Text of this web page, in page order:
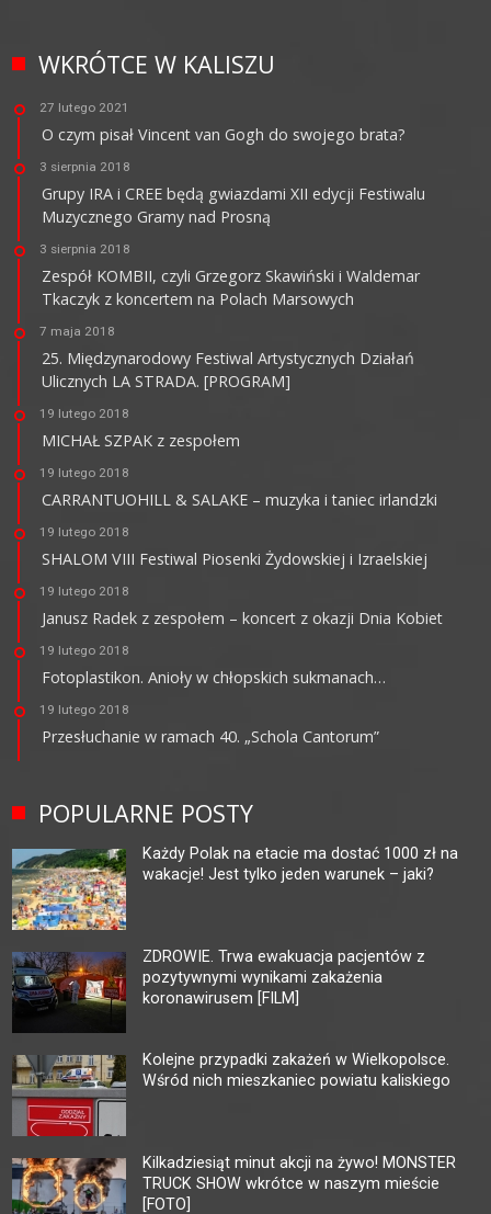
WKRÓTCE W KALISZU
27 lutego 2021
O czym pisał Vincent van Gogh do swojego brata?
3 sierpnia 2018
Grupy IRA i CREE będą gwiazdami XII edycji Festiwalu
Muzycznego Gramy nad Prosną
3 sierpnia 2018
Zespół KOMBII, czyli Grzegorz Skawiński i Waldemar
Tkaczyk z koncertem na Polach Marsowych
7 maja 2018
25. Międzynarodowy Festiwal Artystycznych Działań
Ulicznych LA STRADA. [PROGRAM]
19 lutego 2018
MICHAŁ SZPAK z zespołem
19 lutego 2018
CARRANTUOHILL & SALAKE – muzyka i taniec irlandzki
19 lutego 2018
SHALOM VIII Festiwal Piosenki Żydowskiej i Izraelskiej
19 lutego 2018
Janusz Radek z zespołem – koncert z okazji Dnia Kobiet
19 lutego 2018
Fotoplastikon. Anioły w chłopskich sukmanach…
19 lutego 2018
Przesłuchanie w ramach 40. „Schola Cantorum”
POPULARNE POSTY
Każdy Polak na etacie ma dostać 1000 zł na
wakacje! Jest tylko jeden warunek – jaki?
ZDROWIE. Trwa ewakuacja pacjentów z
pozytywnymi wynikami zakażenia
koronawirusem [FILM]
Kolejne przypadki zakażeń w Wielkopolsce.
Wśród nich mieszkaniec powiatu kaliskiego
Kilkadziesiąt minut akcji na żywo! MONSTER
TRUCK SHOW wkrótce w naszym mieście
[FOTO]